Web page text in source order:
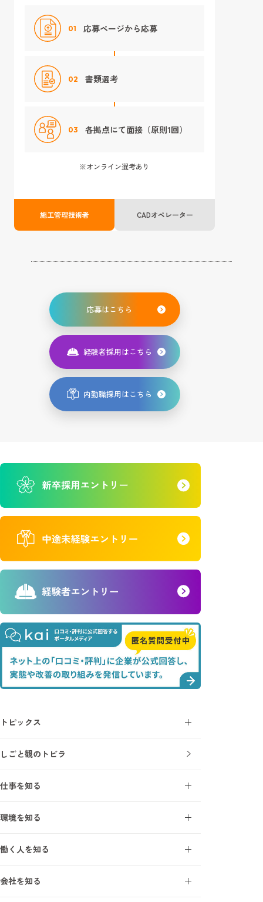
01 応募ページから応募
02 書類選考
03 各拠点にて面接（原則1回）
※オンライン選考あり
施工管理技術者 CADオペレーター
応募はこちら
経験者採用はこちら
内勤職採用はこちら
トピックス
ニュース
しごと観のトビラ
仕事を知る
施工管理を知る7ワード
環境を知る
研修・教育制度
働く人を知る
サポートスタッフインタビュー
会社を知る